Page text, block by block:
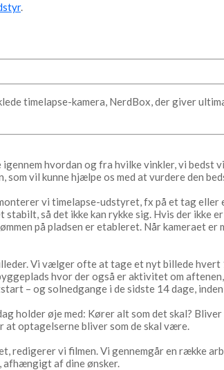
.
timelapse-kamera, NerdBox, der giver
hvordan og fra hvilke vinkler, vi bedst
vil kunne hjælpe os med at vurdere den
vi timelapse-udstyret, fx på et tag eller
så det ikke kan rykke sig. Hvis der ikke
på pladsen er etableret. Når kameraet
Vi vælger ofte at tage et nyt billede
hvor der også er aktivitet om
– og solnedgange i de sidste 14 dage,
holder øje med: Kører alt som det skal?
at optagelserne bliver som de skal være.
redigerer vi filmen. Vi gennemgår en række
afhængigt af dine ønsker.